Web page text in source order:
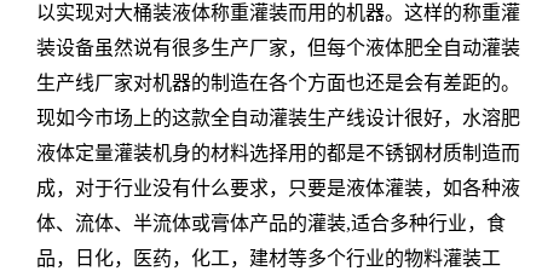
以实现对大桶装液体称重灌装而用的机器。这样的称重灌
装设备虽然说有很多生产厂家，但每个液体肥全自动灌装
生产线厂家对机器的制造在各个方面也还是会有差距的。
现如今市场上的这款全自动灌装生产线设计很好，水溶肥
液体定量灌装机身的材料选择用的都是不锈钢材质制造而
成，对于行业没有什么要求，只要是液体灌装，如各种液
体、流体、半流体或膏体产品的灌装,适合多种行业，食
品，日化，医药，化工，建材等多个行业的物料灌装工